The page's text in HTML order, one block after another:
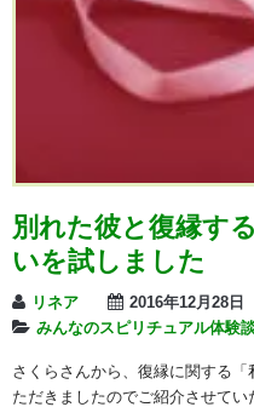
別れた彼と復縁す
いを試しました
リネア
2016年12月28日
みんなのスピリチュアル体験
さくらさんから、復縁に関する
ただきましたのでご紹介させて